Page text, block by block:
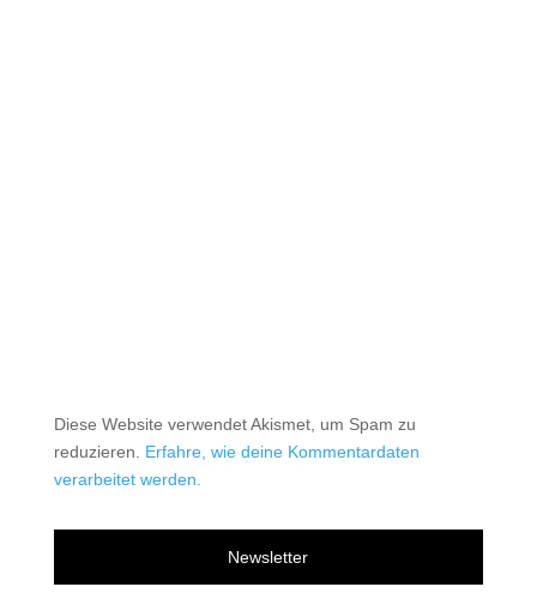
Diese Website verwendet Akismet, um Spam zu
reduzieren. Erfahre, wie deine Kommentardaten
verarbeitet werden.
Newsletter